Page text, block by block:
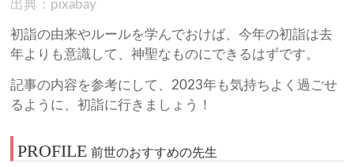
出典：pixabay
初詣の由来やルールを学んでおけば、今年の初詣は去
年よりも意識して、神聖なものにできるはずです。
記事の内容を参考にして、2023年も気持ちよく過ごせ
るように、初詣に行きましょう！
PROFILE 前世のおすすめの先生